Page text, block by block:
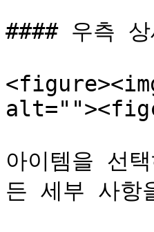
#### 우측 상
아이템을 선
든 세부 사항